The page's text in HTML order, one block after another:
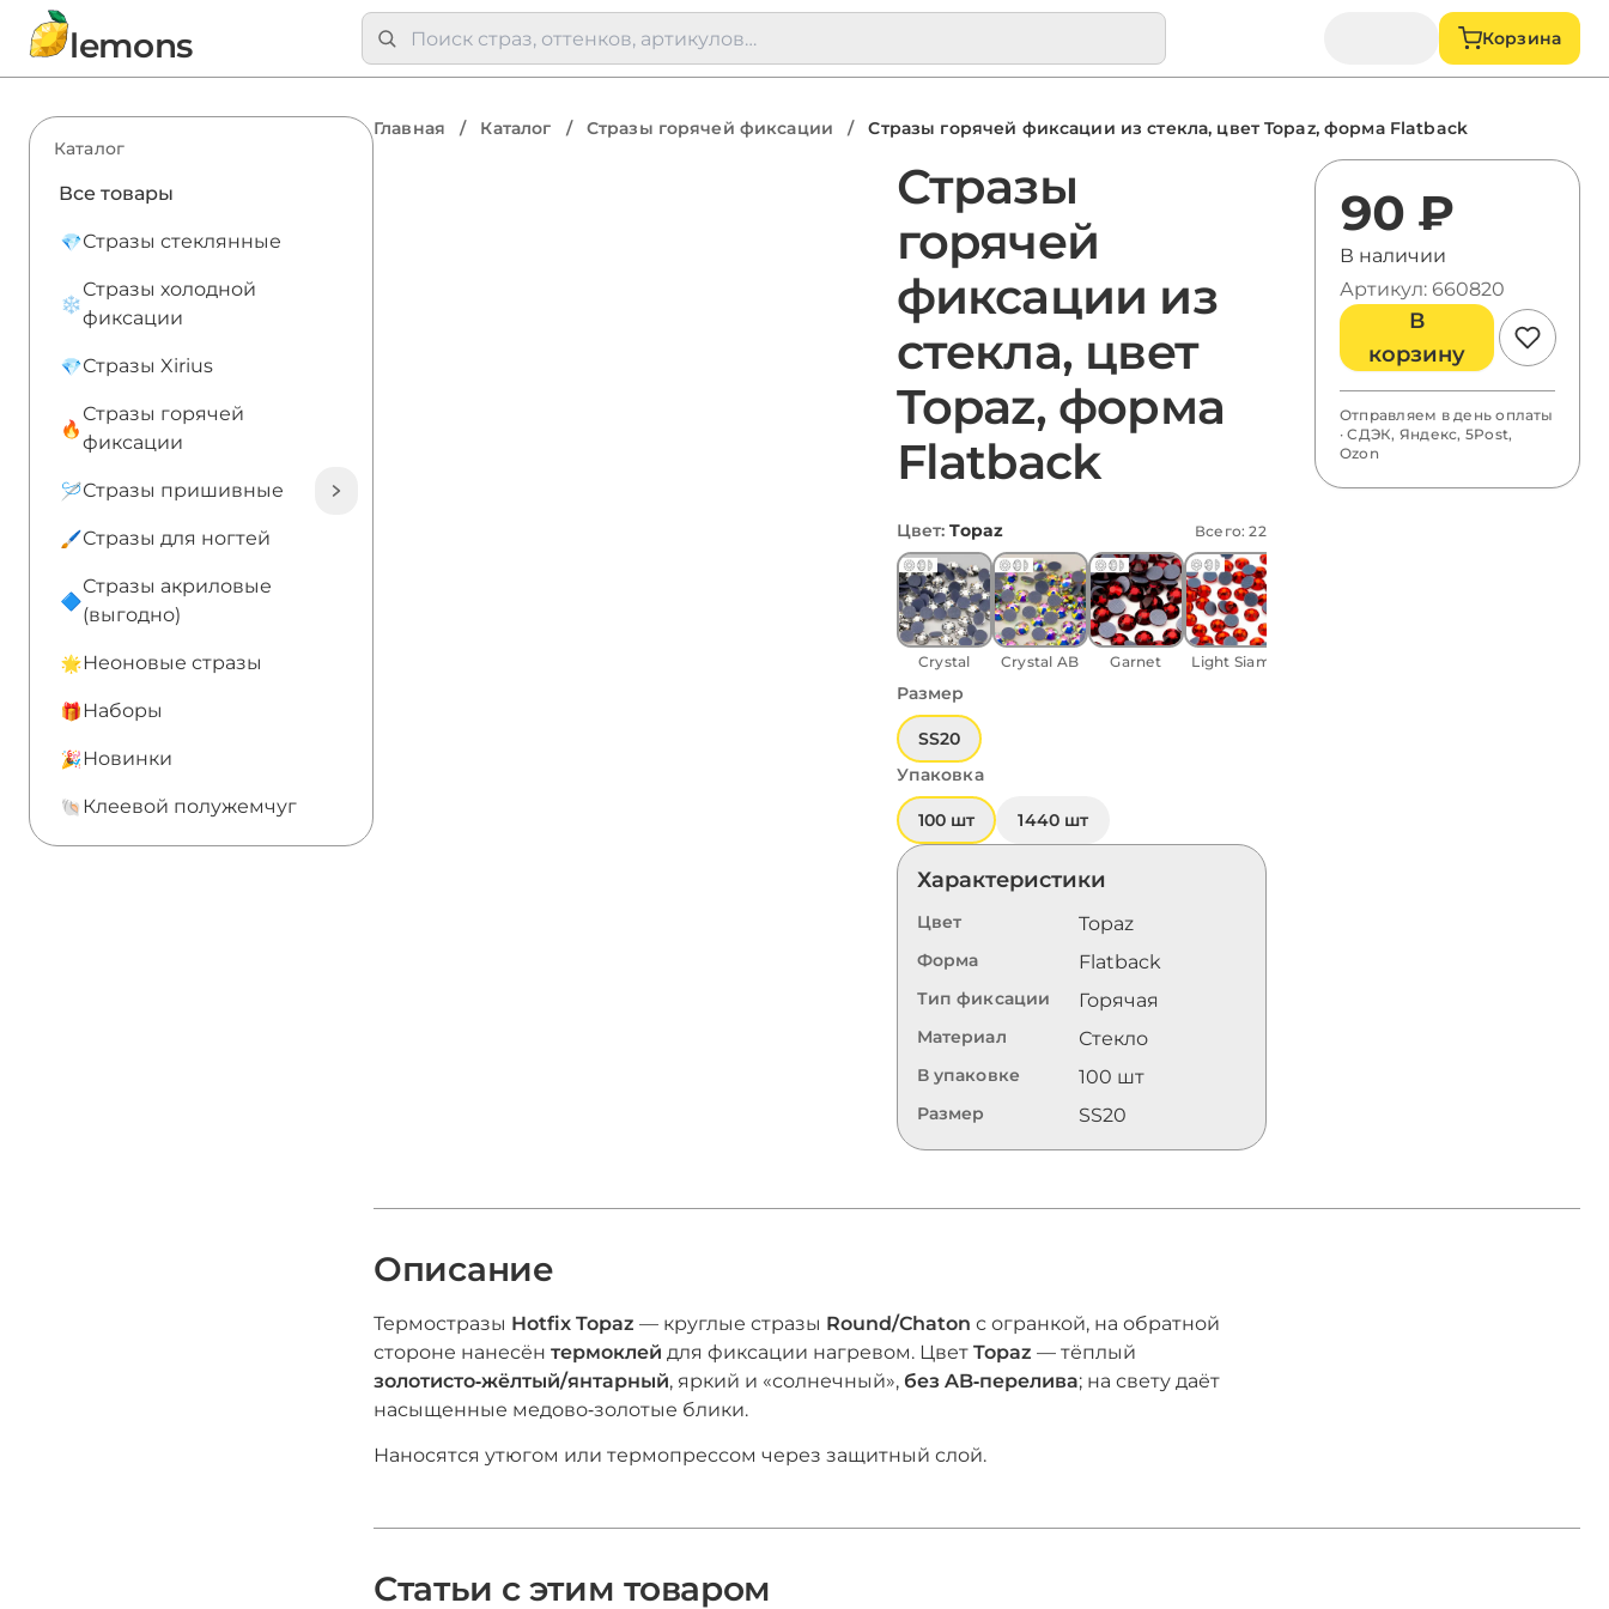
lemons Корзина
Каталог
Все товары
Стразы стеклянные
Стразы холодной
фиксации
Стразы Xirius
Стразы горячей
фиксации
Стразы пришивные
Стразы для ногтей
Стразы акриловые
(выгодно)
Неоновые стразы
Наборы
Новинки
Клеевой полужемчуг
Главная / Каталог / Стразы горячей фиксации / Стразы горячей фиксации из стекла, цвет Topaz, форма Flatback
Стразы
горячей
фиксации из
стекла, цвет
Topaz, форма
Flatback
Цвет:Topaz Всего: 22
Crystal Crystal AB Garnet Light Siam
Размер
SS20
Упаковка
100 шт 1440 шт
Характеристики
Цвет Topaz
Форма Flatback
Тип фиксации Горячая
Материал Стекло
В упаковке 100 шт
Размер SS20
90 ₽
В наличии
Артикул: 660820
В
корзину
Отправляем в день оплаты
· СДЭК, Яндекс, 5Post,
Ozon
Описание
Термостразы Hotfix Topaz — круглые стразы Round/Chaton с огранкой, на обратной
стороне нанесён термоклей для фиксации нагревом. Цвет Topaz — тёплый
золотисто‑жёлтый/янтарный, яркий и «солнечный», без AB‑перелива; на свету даёт
насыщенные медово‑золотые блики.
Наносятся утюгом или термопрессом через защитный слой.
Статьи с этим товаром